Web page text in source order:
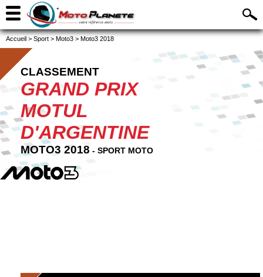
Accueil > Sport > Moto3 > Moto3 2018
CLASSEMENT
GRAND PRIX
MOTUL
D'ARGENTINE
MOTO3 2018 - SPORT MOTO